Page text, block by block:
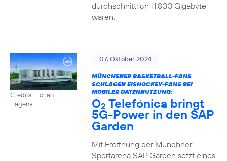
durchschnittlich 11.800 Gigabyte
waren.
Credits: Florian
Hagena
07. Oktober 2024
MÜNCHENER BASKETBALL-FANS
SCHLAGEN EISHOCKEY-FANS BEI
MOBILER DATENNUTZUNG:
O2 Telefónica bringt
5G-Power in den SAP
Garden
Mit Eröffnung der Münchner
Sportarena SAP Garden setzt eines